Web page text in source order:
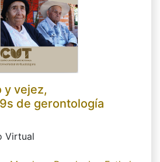
y vejez,
de gerontología
Virtual